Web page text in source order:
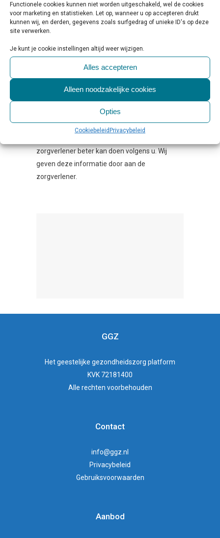
Functionele cookies kunnen niet worden uitgeschakeld, wel de cookies
voor marketing en statistieken. Let op, wanneer u op accepteren drukt
kunnen wij, en derden, gegevens zoals surfgedrag of unieke ID's op deze
site verwerken.
Je kunt je cookie instellingen altijd weer wijzigen.
Alles accepteren
Alleen noodzakelijke cookies
Opties
CookiebeleidPrivacybeleid
Straatnaam: Marnixstraat 364
Postcode: 1016 XW, Amsterdam
Website:Hersencentrum Amsterdam
[ratemypost]
Wanneer u minder dan 3 sterren geeft aan een
instelling vraagt onze ggz robot u om aan te
zorgverlener beter kan doen volgens u. Wij
geven deze informatie door aan de
zorgverlener.
GGZ
Hetgeestelijke gezondheidszorg platform
KVK 72181400
Alle rechten voorbehouden
Contact
info@ggz.nl
Privacybeleid
Gebruiksvoorwaarden
Aanbod